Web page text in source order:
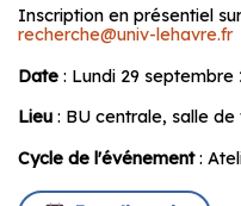
Inscription en présentiel
recherche@univ-lehavre.fr
Date : Lundi 29 septembre
Lieu : BU centrale, salle
Cycle de l'événement: